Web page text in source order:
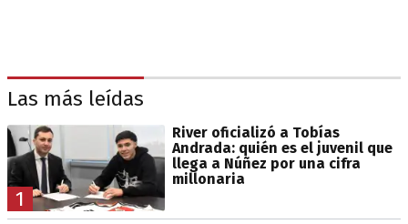
Las más leídas
1
River oficializó a Tobías
Andrada: quién es el juvenil que
llega a Núñez por una cifra
millonaria